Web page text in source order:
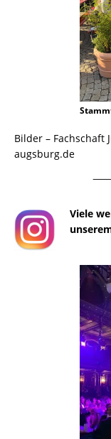
Bilder – Fachschaft
augsburg.de
Viele